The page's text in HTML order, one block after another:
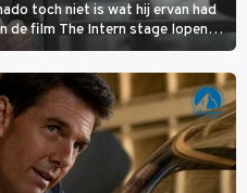
toch niet is wat hij ervan had
de film The Intern stage lopen
wat een gouden zet blijkt te zijn.